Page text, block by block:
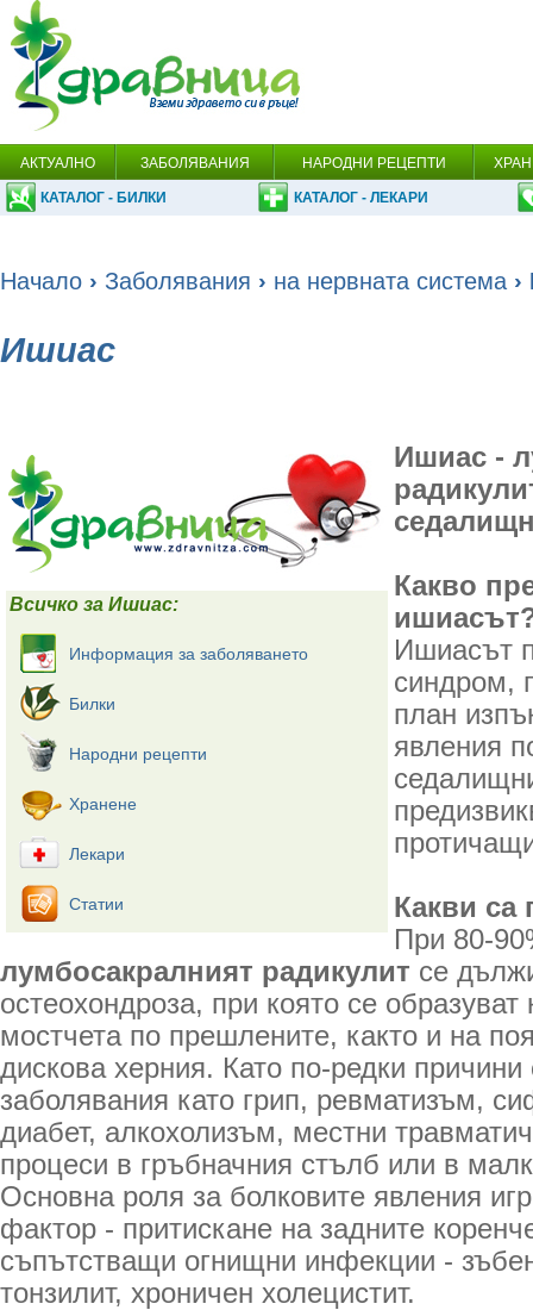
АКТУАЛНО ЗАБОЛЯВАНИЯ НАРОДНИ РЕЦЕПТИ
КАТАЛОГ - БИЛКИ КАТАЛОГ - ЛЕКАРИ
Начало › Заболявания › на нервната система
Ишиас
Всичко за Ишиас:
Информация за заболяването
Билки
Народни рецепти
Хранене
Лекари
Статии
Ишиас -
Какво
Ишиасът
синдром,
план
явления
Какви са
При 80-
лумбосакралният радикулит се
остеохондроза, при която се
мостчета по прешлените, както и на
дискова херния. Като по-редки
заболявания като грип, ревматизъм,
диабет, алкохолизъм, местни
процеси в гръбначния стълб или в
Основна роля за болковите явления
фактор - притискане на задните
съпътстващи огнищни инфекции -
тонзилит, хроничен холецистит.